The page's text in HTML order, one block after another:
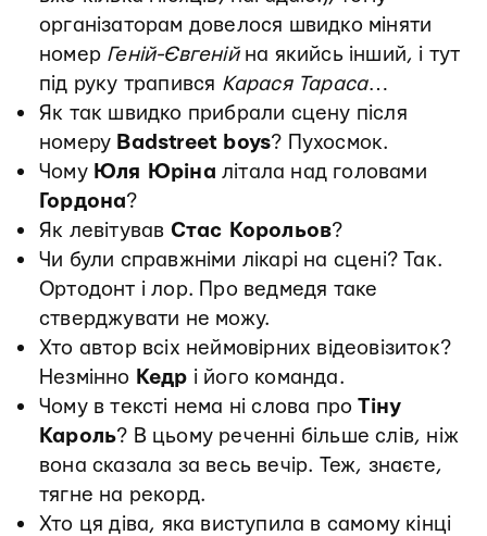
організаторам довелося швидко міняти
номер Геній-Євгенійна якийсь інший, і тут
під руку трапився Карася Тараса…
Як так швидко прибрали сцену після
номеру Badstreet boys? Пухосмок.
Чому Юля Юріна літала над головами
Гордона?
Як левітував Стас Корольов?
Чи були справжніми лікарі на сцені? Так.
Ортодонт і лор. Про ведмедя таке
стверджувати не можу.
Хто автор всіх неймовірних відеовізиток?
Незмінно Кедр і його команда.
Чому в тексті нема ні слова проТіну
Кароль? В цьому реченні більше слів, ніж
вона сказала за весь вечір. Теж, знаєте,
тягне на рекорд.
Хто ця діва, яка виступила в самому кінці